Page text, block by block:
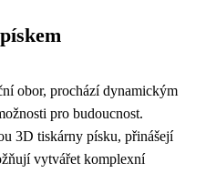
obor, prochází dynamickým
pro budoucnost.
3D tiskárny písku, přinášejí
vytvářet komplexní